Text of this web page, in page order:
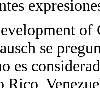
se
es
Rico,